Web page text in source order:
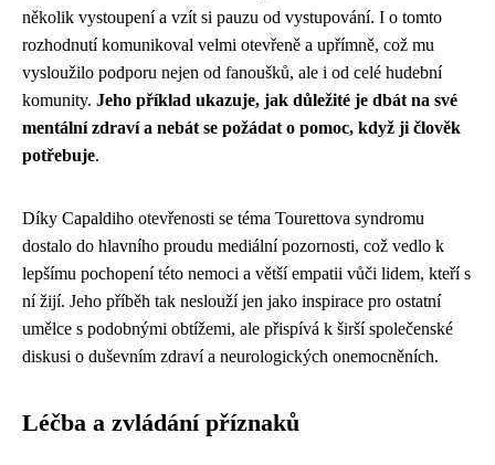
několik vystoupení a vzít si pauzu od vystupování. I o tomto
rozhodnutí komunikoval velmi otevřeně a upřímně, což mu
vysloužilo podporu nejen od fanoušků, ale i od celé hudební
komunity. Jeho příklad ukazuje, jak důležité je dbát na své
mentální zdraví a nebát se požádat o pomoc, když ji člověk
potřebuje.
Díky Capaldiho otevřenosti se téma Tourettova syndromu
dostalo do hlavního proudu mediální pozornosti, což vedlo k
lepšímu pochopení této nemoci a větší empatii vůči lidem, kteří s
ní žijí. Jeho příběh tak neslouží jen jako inspirace pro ostatní
umělce s podobnými obtížemi, ale přispívá k širší společenské
diskusi o duševním zdraví a neurologických onemocněních.
Léčba a zvládání příznaků